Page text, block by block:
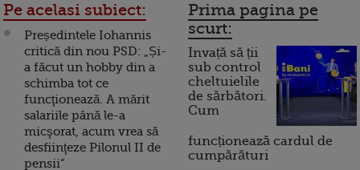
Pe acelasi subiect:
Președintele Iohannis
critică din nou PSD: „Și-
a făcut un hobby din a
schimba tot ce
funcţionează. A mărit
salariile până le-a
micşorat, acum vrea să
desfiinţeze Pilonul II de
pensii”
Prima pagina pe
scurt:
Invață să ții
sub control
cheltuielile
de sărbători.
Cum
funcționează cardul de
cumpărături